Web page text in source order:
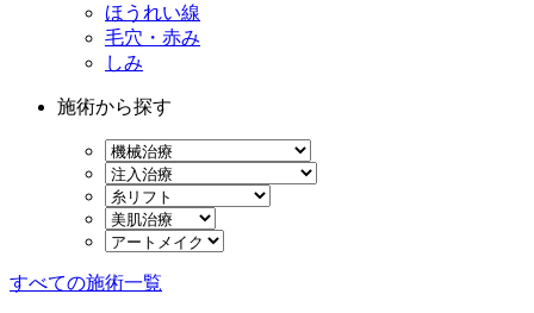
ほうれい線
毛穴・赤み
しみ
施術から探す
すべての施術一覧